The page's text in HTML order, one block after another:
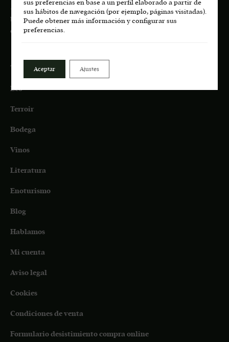
+34
617 00 75 77
bodega.lasmoradas@grupoenate.es
enoturismo.lasmoradas@grupoenate.es
Tienda
Eco
Terroir
Bodega
Vinos
Literatura
Enoturismo
Blog
Hablamos
Mi cuenta
Aviso legal
Cookies
Condiciones de venta
Formulario desistimiento compra online
sus preferencias en base a un perfil elaborado a partir de
sus hábitos de navegación (por ejemplo, páginas visitadas).
Puede obtener más información y configurar sus
preferencias.
Aceptar Ajustes